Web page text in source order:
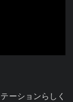
ーションらしく